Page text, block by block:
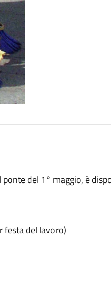
del 1° maggio, è
festa del lavoro)